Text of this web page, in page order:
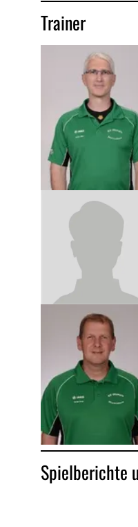
Trainer
Spielberichte